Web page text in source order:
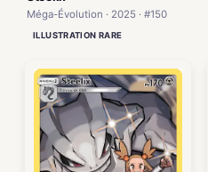
Méga-Évolution · 2025 · #150
ILLUSTRATION RARE